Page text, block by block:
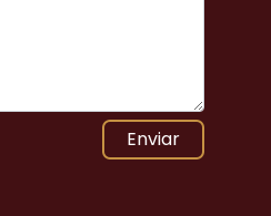
Enviar